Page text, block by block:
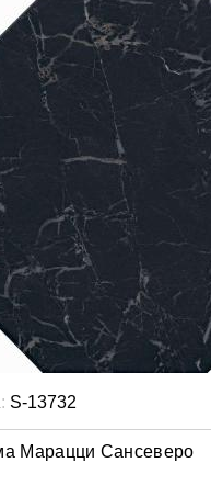
S-13732
Марацци Сансеверо